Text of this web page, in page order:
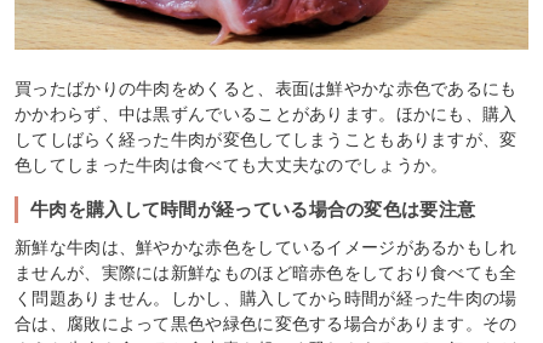
買ったばかりの牛肉をめくると、表面は鮮やかな赤色であるにも
かかわらず、中は黒ずんでいることがあります。ほかにも、購入
してしばらく経った牛肉が変色してしまうこともありますが、変
色してしまった牛肉は食べても大丈夫なのでしょうか。
牛肉を購入して時間が経っている場合の変色は要注意
新鮮な牛肉は、鮮やかな赤色をしているイメージがあるかもしれ
ませんが、実際には新鮮なものほど暗赤色をしており食べても全
く問題ありません。しかし、購入してから時間が経った牛肉の場
合は、腐敗によって黒色や緑色に変色する場合があります。その